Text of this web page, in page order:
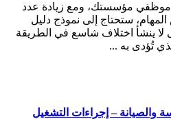
موظفي مؤسستك، ومع زيادة عدد
ستحتاج إلى نموذج دليل
لا ينشأ اختلاف شاسع في الطريقة
تُؤدى به ...
والصيانة – إجراءات التشغيل